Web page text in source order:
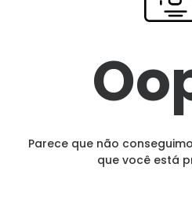
Parece que não
que você está